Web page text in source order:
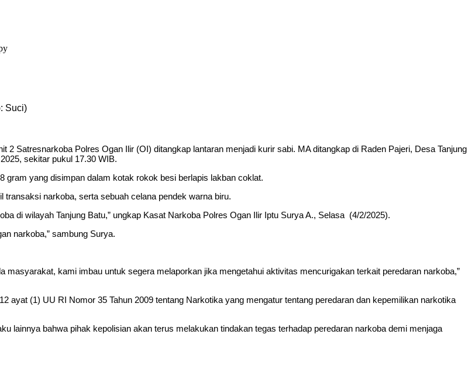
Suci)
Satresnarkoba Polres Ogan Ilir (OI) ditangkap lantaran menjadi kurir sabi. MA ditangkap di Raden Pajeri, Desa Tanjung
sekitar pukul 17.30 WIB.
gram yang disimpan dalam kotak rokok besi berlapis lakban coklat.
transaksi narkoba, serta sebuah celana pendek warna biru.
di wilayah Tanjung Batu,” ungkap Kasat Narkoba Polres Ogan Ilir Iptu Surya A., Selasa (4/2/2025).
narkoba,” sambung Surya.
kami imbau untuk segera melaporkan jika mengetahui aktivitas mencurigakan terkait peredaran narkoba,”
ayat (1) UU RI Nomor 35 Tahun 2009 tentang Narkotika yang mengatur tentang peredaran dan kepemilikan narkotika
lainnya bahwa pihak kepolisian akan terus melakukan tindakan tegas terhadap peredaran narkoba demi menjaga